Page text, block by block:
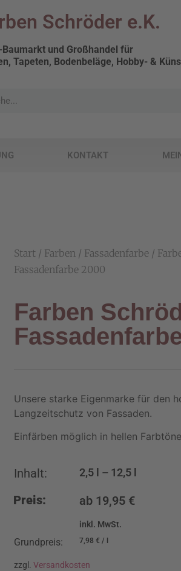
Schröder e.K.
Baumarkt und Großhandel für
Tapeten, Bodenbeläge, Hobby- &
KONTAKT
Start / Farben / Fassadenfarbe /
Fassadenfarbe 2000
Farben
Unsere starke Eigenmarke für den
Langzeitschutz von Fassaden.
Einfärben möglich in hellen
Inhalt: 2,5 – 12,5
Preis: ab 19,95 €
inkl. MwSt.
Grundpreis: 7,98 € /
zzgl. Versandkosten